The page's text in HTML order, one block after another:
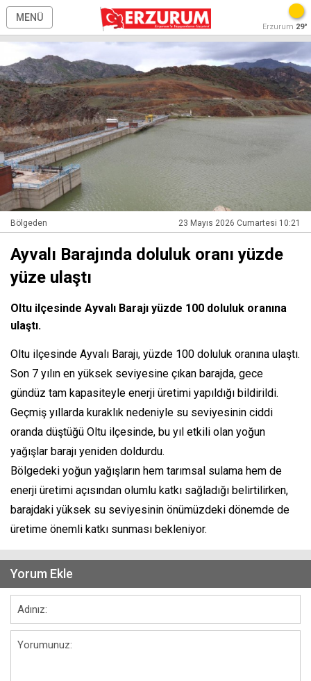
MENÜ
Erzurum 29°
Bölgeden 23 Mayıs 2026 Cumartesi 10:21
Ayvalı Barajında doluluk oranı yüzde
yüze ulaştı
Oltu ilçesinde Ayvalı Barajı yüzde 100 doluluk oranına
ulaştı.
Oltu ilçesinde Ayvalı Barajı, yüzde 100 doluluk oranına ulaştı.
Son 7 yılın en yüksek seviyesine çıkan barajda, gece
gündüz tam kapasiteyle enerji üretimi yapıldığı bildirildi.
Geçmiş yıllarda kuraklık nedeniyle su seviyesinin ciddi
oranda düştüğü Oltu ilçesinde, bu yıl etkili olan yoğun
yağışlar barajı yeniden doldurdu.
Bölgedeki yoğun yağışların hem tarımsal sulama hem de
enerji üretimi açısından olumlu katkı sağladığı belirtilirken,
barajdaki yüksek su seviyesinin önümüzdeki dönemde de
üretime önemli katkı sunması bekleniyor.
Yorum Ekle